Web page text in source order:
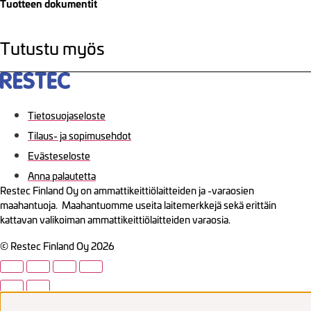
Tuotteen dokumentit
Tutustu myös
Tietosuojaseloste
Tilaus- ja sopimusehdot
Evästeseloste
Anna palautetta
Restec Finland Oy on ammattikeittiölaitteiden ja -varaosien
maahantuoja. Maahantuomme useita laitemerkkejä sekä erittäin
kattavan valikoiman ammattikeittiölaitteiden varaosia.
© Restec Finland Oy 2026